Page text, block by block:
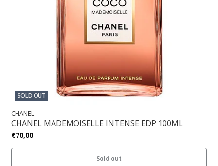
SOLD OUT
CHANEL
CHANEL MADEMOISELLE INTENSE EDP 100ML
€70,00
Sold out